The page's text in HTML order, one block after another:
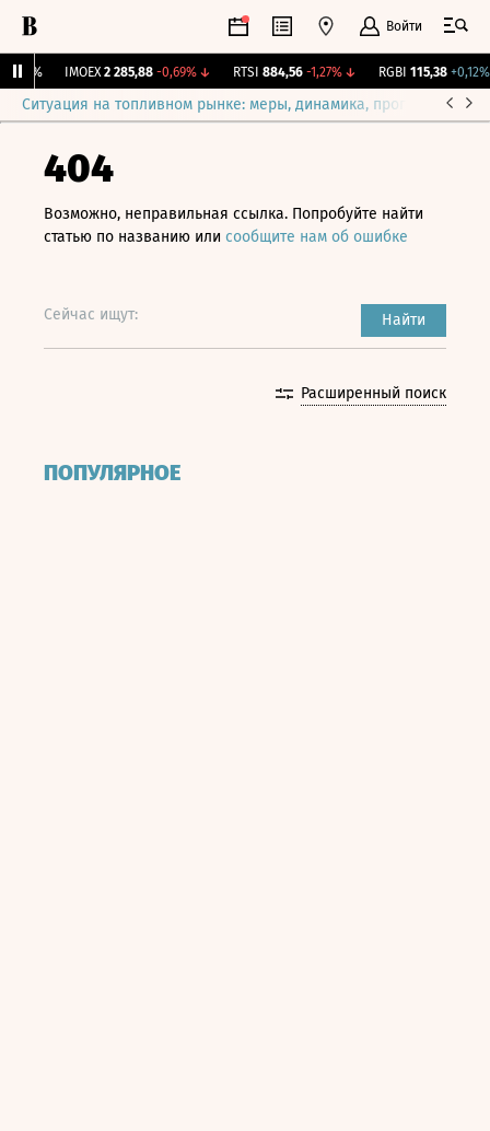
Войти
IMOEX 2 285,88 -0,69%↓ RTSI 884,56 -1,27%↓ RGBI 115,38 +0,12%
Ситуация на топливном рынке: меры, динамика, прогнозы
404
Возможно, неправильная ссылка. Попробуйте найти
статью по названию или сообщите нам об ошибке
Сейчас ищут: Найти
Расширенный поиск
ПОПУЛЯРНОЕ